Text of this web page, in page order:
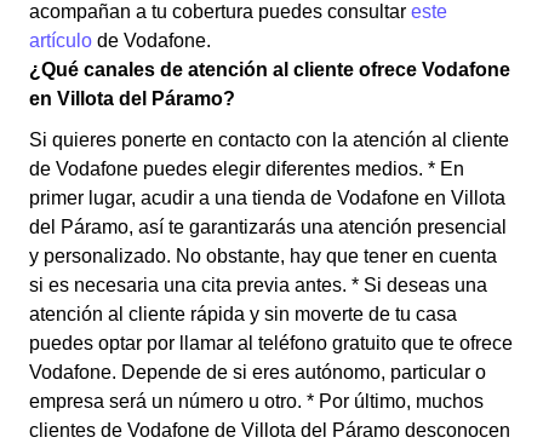
acompañan a tu cobertura puedes consultar este
artículo de Vodafone.
¿Qué canales de atención al cliente ofrece Vodafone
en Villota del Páramo?
Si quieres ponerte en contacto con la atención al cliente
de Vodafone puedes elegir diferentes medios. * En
primer lugar, acudir a una tienda de Vodafone en Villota
del Páramo, así te garantizarás una atención presencial
y personalizado. No obstante, hay que tener en cuenta
si es necesaria una cita previa antes. * Si deseas una
atención al cliente rápida y sin moverte de tu casa
puedes optar por llamar al teléfono gratuito que te ofrece
Vodafone. Depende de si eres autónomo, particular o
empresa será un número u otro. * Por último, muchos
clientes de Vodafone de Villota del Páramo desconocen